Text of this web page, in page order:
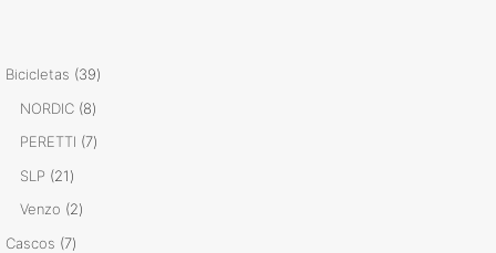
Bicicletas 3939
NORDIC 88
productos
PERETTI 77
SLP 2121
productos
Venzo 22
Cascos 77